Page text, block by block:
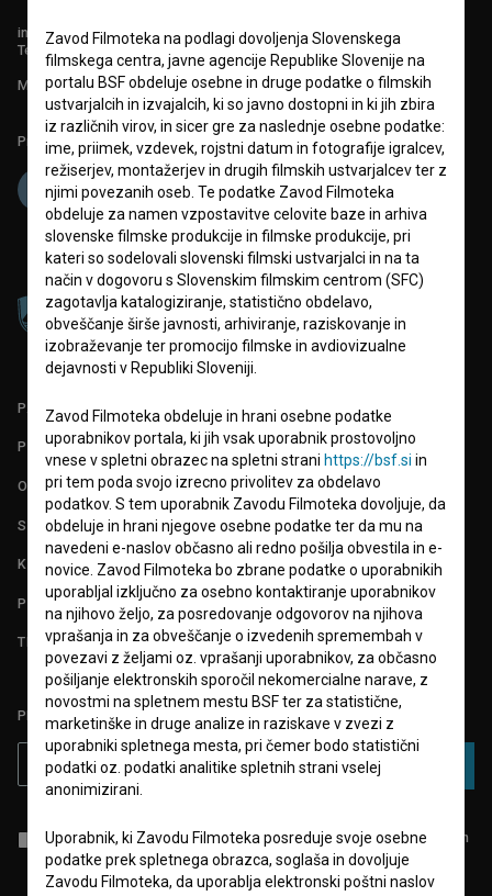
info@filmoteka.si
Tehnična pomoč: podpora@bsf.si
Mednarodna številka ISSN 2670-787X
Projekt sofinancira:
PARTNERJI
POGOJI UPORABE
O PROJEKTU
STATISTIKA
KONTAKT
POGOSTA VPRAŠANJA
TEST FUNKCIONALNOSTI
PRIJAVITE SE NA BSF NOVIČNIK:
PRIJAVA
Sprejemam splošne pogojein dajemsoglasjeza zbiranje, hrambo in
obdelavo osebnih podatkov.
Zavod Filmoteka na podlagi dovoljenja Slovenskega
filmskega centra, javne agencije Republike Slovenije na
portalu BSF obdeluje osebne in druge podatke o filmskih
ustvarjalcih in izvajalcih, ki so javno dostopni in ki jih zbira
iz različnih virov, in sicer gre za naslednje osebne podatke:
ime, priimek, vzdevek, rojstni datum in fotografije igralcev,
režiserjev, montažerjev in drugih filmskih ustvarjalcev ter z
njimi povezanih oseb. Te podatke Zavod Filmoteka
obdeluje za namen vzpostavitve celovite baze in arhiva
slovenske filmske produkcije in filmske produkcije, pri
kateri so sodelovali slovenski filmski ustvarjalci in na ta
način v dogovoru s Slovenskim filmskim centrom (SFC)
zagotavlja katalogiziranje, statistično obdelavo,
obveščanje širše javnosti, arhiviranje, raziskovanje in
izobraževanje ter promocijo filmske in avdiovizualne
dejavnosti v Republiki Sloveniji.
Zavod Filmoteka obdeluje in hrani osebne podatke
uporabnikov portala, ki jih vsak uporabnik prostovoljno
vnese v spletni obrazec na spletni strani https://bsf.si in
pri tem poda svojo izrecno privolitev za obdelavo
podatkov. S tem uporabnik Zavodu Filmoteka dovoljuje, da
obdeluje in hrani njegove osebne podatke ter da mu na
navedeni e-naslov občasno ali redno pošilja obvestila in e-
novice. Zavod Filmoteka bo zbrane podatke o uporabnikih
uporabljal izključno za osebno kontaktiranje uporabnikov
na njihovo željo, za posredovanje odgovorov na njihova
vprašanja in za obveščanje o izvedenih spremembah v
povezavi z željami oz. vprašanji uporabnikov, za občasno
pošiljanje elektronskih sporočil nekomercialne narave, z
novostmi na spletnem mestu BSF ter za statistične,
marketinške in druge analize in raziskave v zvezi z
uporabniki spletnega mesta, pri čemer bodo statistični
podatki oz. podatki analitike spletnih strani vselej
anonimizirani.
Uporabnik, ki Zavodu Filmoteka posreduje svoje osebne
podatke prek spletnega obrazca, soglaša in dovoljuje
Zavodu Filmoteka, da uporablja elektronski poštni naslov